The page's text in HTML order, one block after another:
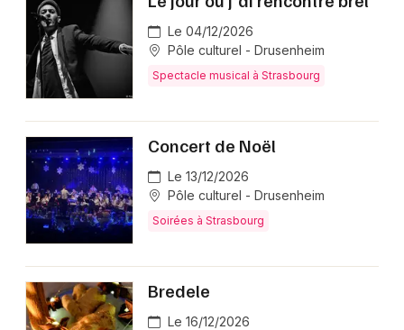
Le 04/12/2026
Pôle culturel - Drusenheim
Spectacle musical à Strasbourg
Concert de Noël
Le 13/12/2026
Pôle culturel - Drusenheim
Soirées à Strasbourg
Bredele
Le 16/12/2026